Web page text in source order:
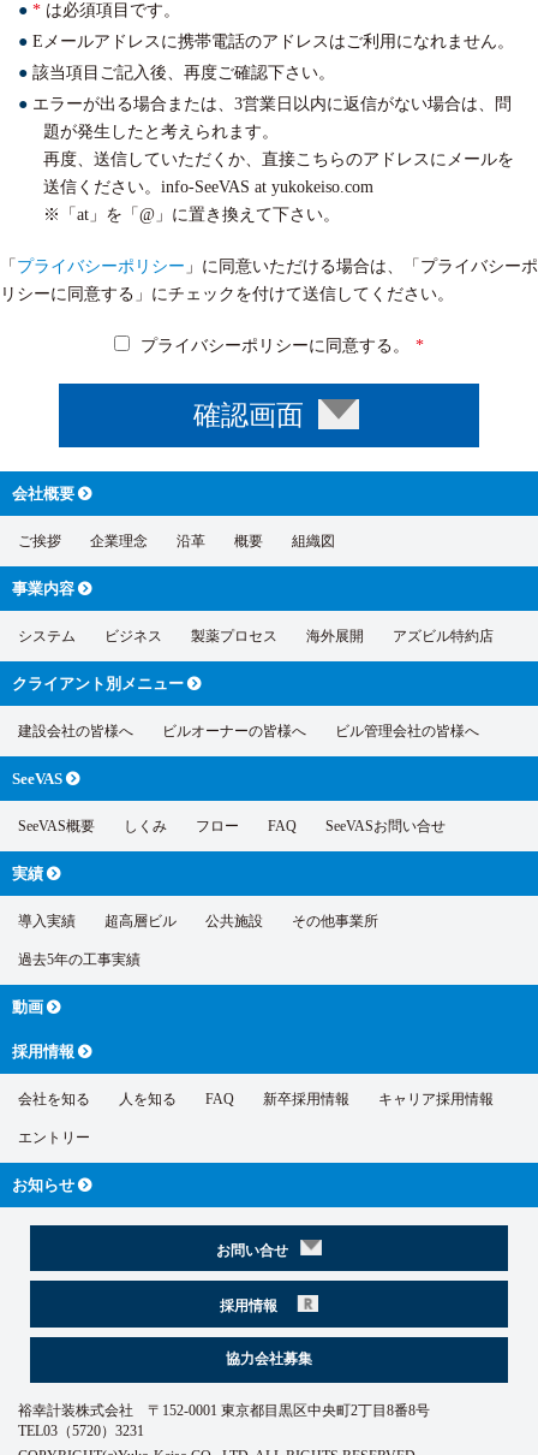
* は必須項目です。
Eメールアドレスに携帯電話のアドレスはご利用になれません。
該当項目ご記入後、再度ご確認下さい。
エラーが出る場合または、3営業日以内に返信がない場合は、問
題が発生したと考えられます。
再度、送信していただくか、直接こちらのアドレスにメールを
送信ください。info-SeeVAS at yukokeiso.com
※「at」を「@」に置き換えて下さい。
「 プライバシーポリシー 」に同意いただける場合は、「プライバシーポ
リシーに同意する」にチェックを付けて送信してください。
プライバシーポリシーに同意する。
会社概要
ご挨拶 企業理念 沿革 概要 組織図
事業内容
システム ビジネス 製薬プロセス 海外展開 アズビル特約店
クライアント別 メニュー
建設会社の皆様へ ビルオーナーの皆様へ ビル管理会社の皆様へ
SeeVAS
SeeVAS概要 しくみ フロー FAQ SeeVASお問い合せ
実績
導入実績 超高層ビル 公共施設 その他事業所
過去5年の工事実績
動画
採用情報
会社を知る 人を知る FAQ 新卒採用情報 キャリア採用情報
エントリー
お知らせ
お問い合せ
採用情報
協力会社募集
裕幸計装株式会社 〒152-0001 東京都目黒区中央町2丁目8番8号
TEL03（5720）3231